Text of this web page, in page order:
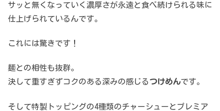
サッと無くなっていく濃厚さが永遠と食べ続けられる味に
仕上げられているんです。
これには驚きです！
麺との相性も抜群。
決して重すぎずコクのある深みの感じるつけめんです。
そして特製トッピングの4種類のチャーシューとプレミア